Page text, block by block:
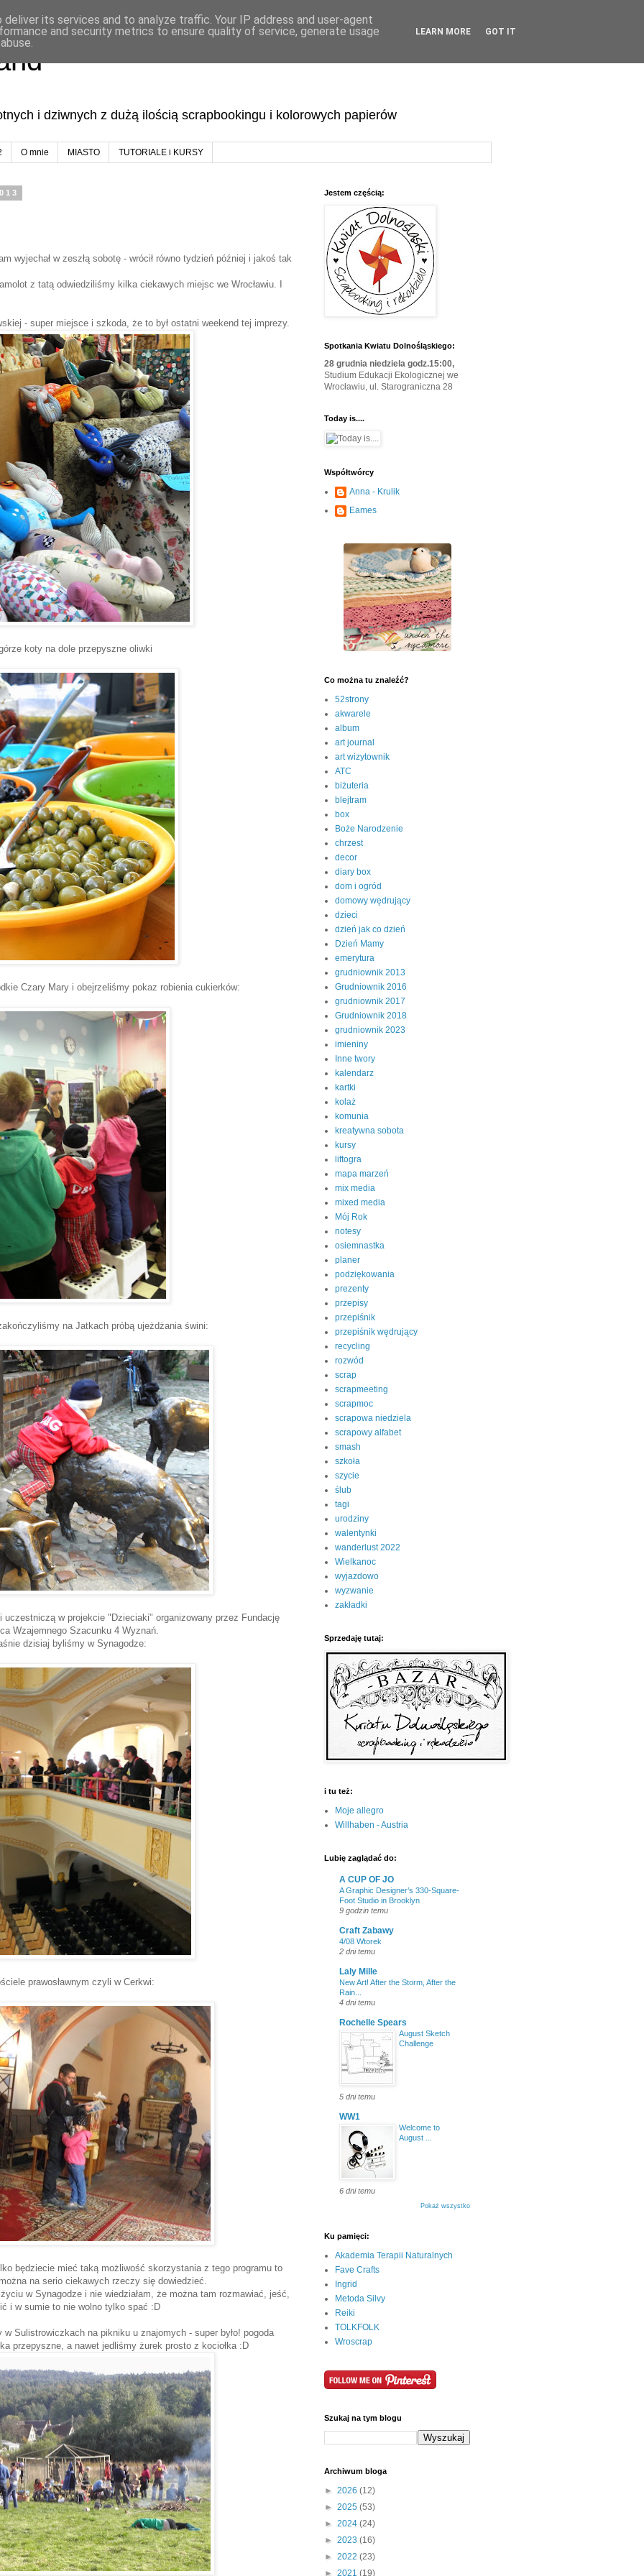
i dziwnych z dużą ilością scrapbookingu i kolorowych papierów
O mnie MIASTO TUTORIALE i KURSY
wyjechał w zeszłą sobotę - wrócił równo tydzień później i jakoś tak
z tatą odwiedziliśmy kilka ciekawych miejsc we Wrocławiu. I
- super miejsce i szkoda, że to był ostatni weekend tej imprezy.
koty na dole przepyszne oliwki
Czary Mary i obejrzeliśmy pokaz robienia cukierków:
na Jatkach próbą ujeżdżania świni:
w projekcie "Dzieciaki" organizowany przez Fundację
Wzajemnego Szacunku 4 Wyznań.
dzisiaj byliśmy w Synagodze:
prawosławnym czyli w Cerkwi:
będziecie mieć taką możliwość skorzystania z tego programu to
na serio ciekawych rzeczy się dowiedzieć.
w Synagodze i nie wiedziałam, że można tam rozmawiać, jeść,
i w sumie to nie wolno tylko spać :D
w Sulistrowiczkach na pikniku u znajomych - super było! pogoda
przepyszne, a nawet jedliśmy żurek prosto z kociołka :D
Jestem częścią:
Spotkania Kwiatu Dolnośląskiego:
28 grudnia niedziela godz.15:00,
Studium Edukacji Ekologicznej we
Wrocławiu, ul. Starograniczna 28
Today is....
Współtwórcy
Anna - Krulik
Eames
Co można tu znaleźć?
52strony
akwarele
album
art journal
art wizytownik
ATC
biżuteria
blejtram
box
Boże Narodzenie
chrzest
decor
diary box
dom i ogród
domowy wędrujący
dzieci
dzień jak co dzień
Dzień Mamy
emerytura
grudniownik 2013
Grudniownik 2016
grudniownik 2017
Grudniownik 2018
grudniownik 2023
imieniny
Inne twory
kalendarz
kartki
kolaż
komunia
kreatywna sobota
kursy
liftogra
mapa marzeń
mix media
mixed media
Mój Rok
notesy
osiemnastka
planer
podziękowania
prezenty
przepisy
przepiśnik
przepiśnik wędrujący
recycling
rozwód
scrap
scrapmeeting
scrapmoc
scrapowa niedziela
scrapowy alfabet
smash
szkoła
szycie
ślub
tagi
urodziny
walentynki
wanderlust 2022
Wielkanoc
wyjazdowo
wyzwanie
zakładki
Sprzedaję tutaj:
i tu też:
Moje allegro
Willhaben - Austria
Lubię zaglądać do:
A CUP OF JO
A Graphic Designer’s 330-Square-
Foot Studio in Brooklyn
9 godzin temu
Craft Zabawy
4/08 Wtorek
2 dni temu
Laly Mille
New Art! After the Storm, After the
Rain...
4 dni temu
Rochelle Spears
August Sketch
Challenge
5 dni temu
WW1
Welcome to
August ...
6 dni temu
Pokaż wszystko
Ku pamięci:
Akademia Terapii Naturalnych
Fave Crafts
Ingrid
Metoda Silvy
Reiki
TOLKFOLK
Wroscrap
Szukaj na tym blogu
Archiwum bloga
► 2026 (12)
► 2025 (53)
► 2024 (24)
► 2023 (16)
► 2022 (23)
► 2021 (19)
its services and to analyze traffic. Your IP address and user-agent
and security metrics to ensure quality of service, generate usage
LEARN MORE GOT IT